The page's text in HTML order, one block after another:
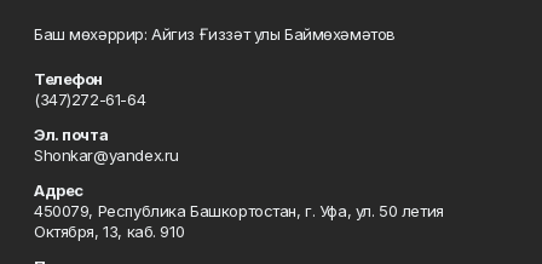
Баш мөхәррир: Айгиз Ғиззәт улы Баймөхәмәтов
Телефон
(347)272-61-64
Эл. почта
Shonkar@yandex.ru
Адрес
450079, Республика Башкортостан, г. Уфа, ул. 50 летия
Октября, 13, каб. 910